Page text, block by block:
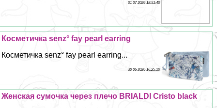
01 07 2026 18:51:40
Косметичка senz° fay pearl earring
Косметичка senz° fay pearl earring...
30 06 2026 16:25:10
Женская сумочка через плечо BRIALDI Cristo black